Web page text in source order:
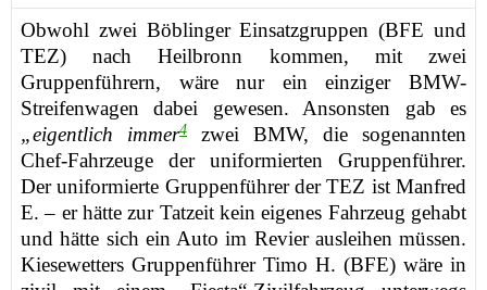
Obwohl zwei Böblinger Einsatzgruppen(BFE und
TEZ)nach Heilbronn kommen, mit zwei
Gruppenführern, wäre
nur ein einzigerBMW-
Streifenwagendabei gewesen. Ansonsten gab es
„eigentlich immer4 zwei BMW, die sogenannten
Chef-Fahrzeuge der uniformierten Gruppenführer.
Deruniformierte Gruppenführer der TEZ istManfred
E. – er hätte zur Tatzeit kein eigenes Fahrzeug gehabt
und hätte sich ein Autoim Revierausleihen müssen.
Kiesewetters Gruppenführer Timo H. (BFE) wäre in